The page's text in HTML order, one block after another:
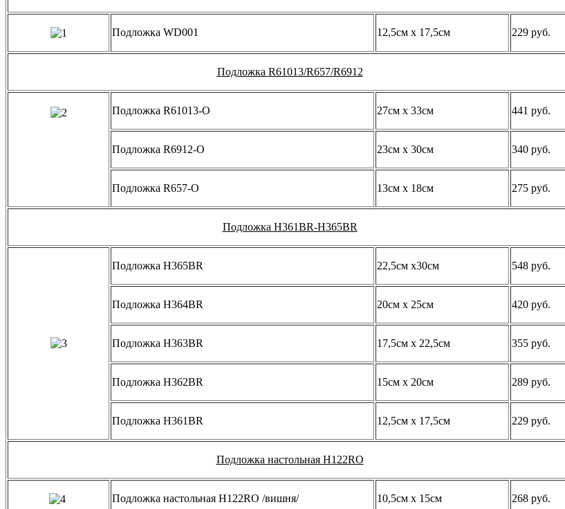
Подложка WD001 12,5см х 17,5см 229 руб.
Подложка R61013/R657/R6912
Подложка R61013-O 27см х 33см 441 руб.
Подложка R6912-O 23см х 30см 340 руб.
Подложка R657-O 13см х 18см 275 руб.
Подложка H361BR-H365BR
Подложка H365BR 22,5см х30см 548 руб.
Подложка H364BR 20см х 25см 420 руб.
Подложка H363BR 17,5см х 22,5см 355 руб.
Подложка H362BR 15см х 20см 289 руб.
Подложка H361BR 12,5см х 17,5см 229 руб.
Подложка настольная H122RO
Подложка настольная H122RO /вишня/ 10,5см х 15см 268 руб.